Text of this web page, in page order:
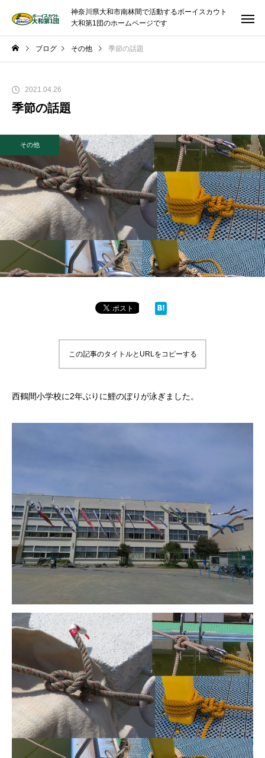
神奈川県大和市南林間で活動するボーイスカウト
大和第1団のホームページです
ブログ その他 季節の話題
2021.04.26
季節の話題
その他
この記事のタイトルとURLをコピーする
西鶴間小学校に2年ぶりに鯉のぼりが泳ぎました。